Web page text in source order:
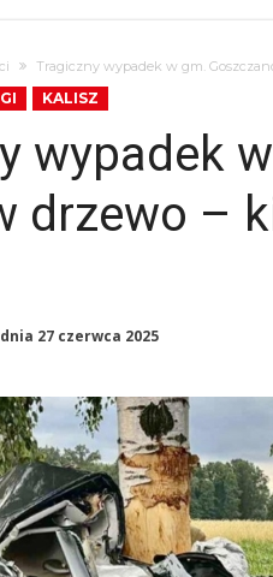
Tragiczny wypadek w gm.
KALISZ
wypadek
drzewo –
27 czerwca 2025